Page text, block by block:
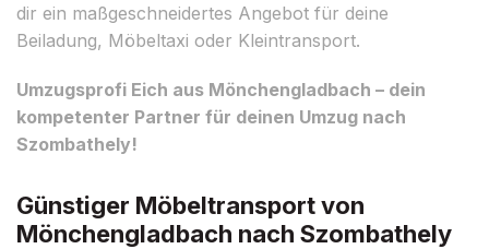
dir ein maßgeschneidertes Angebot für deine
Beiladung, Möbeltaxi oder Kleintransport.
Umzugsprofi Eich aus Mönchengladbach – dein
kompetenter Partner für deinen Umzug nach
Szombathely!
Günstiger Möbeltransport von
Mönchengladbach nach Szombathely